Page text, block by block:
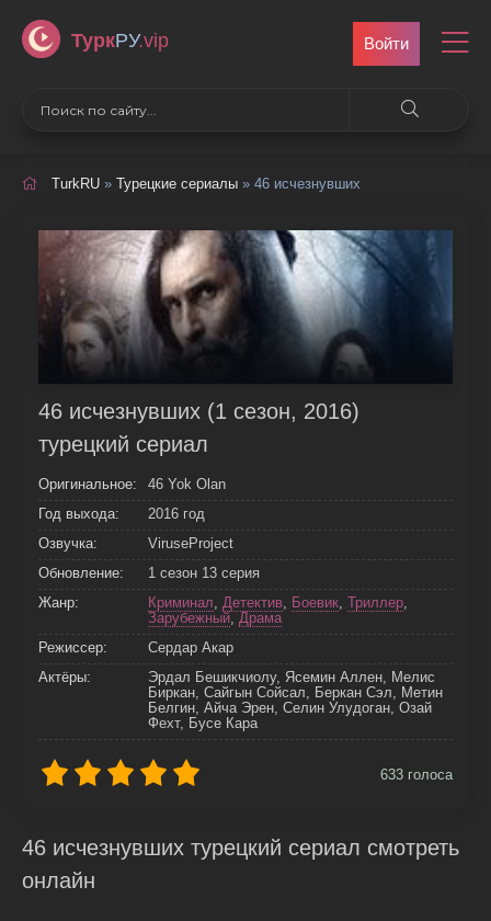
ТуркРУ.vip Войти
TurkRU » Турецкие сериалы » 46 исчезнувших
46 исчезнувших (1 сезон, 2016)
турецкий сериал
Оригинальное:
46 Yok Olan
Год выхода:
2016 год
Озвучка:
ViruseProject
Обновление:
1 сезон 13 серия
Жанр:
Криминал, Детектив, Боевик, Триллер,
Зарубежный, Драма
Режиссер:
Сердар Акар
Актёры:
Эрдал Бешикчиолу, Ясемин Аллен, Мелис
Биркан, Сайгын Сойсал, Беркан Сэл, Метин
Белгин, Айча Эрен, Селин Улудоган, Озай
Фехт, Бусе Кара
633 голоса
46 исчезнувших турецкий сериал смотреть
онлайн